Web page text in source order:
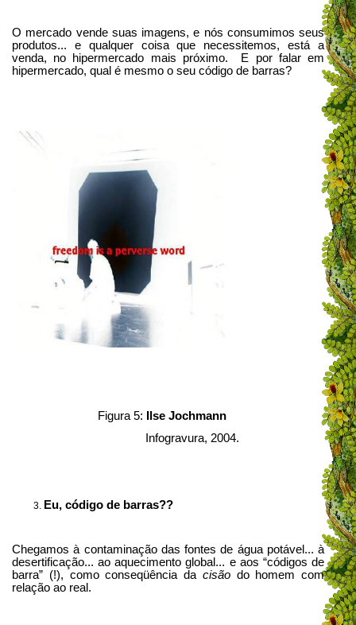
O mercado vende suas imagens, e nós consumimos seus
produtos... e qualquer coisa que necessitemos, está a
venda, no hipermercado mais próximo. E por falar em
hipermercado, qual é mesmo o seu código de barras?
Figura 5: Ilse Jochmann
Infogravura, 2004.
Eu, código de barras??
Chegamos à contaminação das fontes de água potável... à
desertificação... ao aquecimento global... e aos “códigos de
barra” (!), como conseqüência da cisãodo homem com
relação ao real.